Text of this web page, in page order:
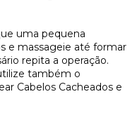
uma pequena
e massageie até formar
repita a operação.
também o
Cabelos Cacheados e